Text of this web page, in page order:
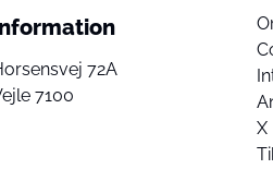
72A
7100
X